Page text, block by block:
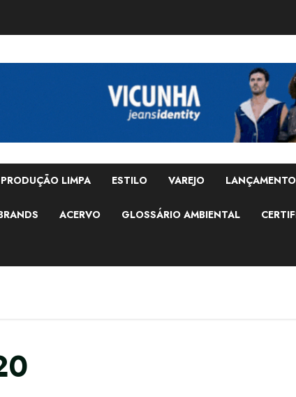
PRODUÇÃO LIMPA ESTILO VAREJO
ACERVO GLOSSÁRIO AMBIENTAL